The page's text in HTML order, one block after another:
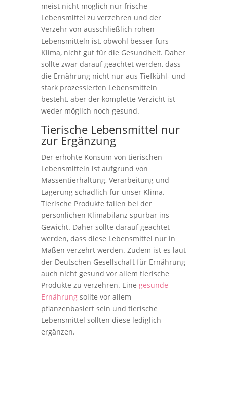
meist nicht möglich nur frische
Lebensmittel zu verzehren und der
Verzehr von ausschließlich rohen
Lebensmitteln ist, obwohl besser fürs
Klima, nicht gut für die Gesundheit. Daher
sollte zwar darauf geachtet werden, dass
die Ernährung nicht nur aus Tiefkühl- und
stark prozessierten Lebensmitteln
besteht, aber der komplette Verzicht ist
weder möglich noch gesund.
Tierische Lebensmittel nur
zur Ergänzung
Der erhöhte Konsum von tierischen
Lebensmitteln ist aufgrund von
Massentierhaltung, Verarbeitung und
Lagerung schädlich für unser Klima.
Tierische Produkte fallen bei der
persönlichen Klimabilanz spürbar ins
Gewicht. Daher sollte darauf geachtet
werden, dass diese Lebensmittel nur in
Maßen verzehrt werden. Zudem ist es laut
der Deutschen Gesellschaft für Ernährung
auch nicht gesund vor allem tierische
Produkte zu verzehren. Eine gesunde
Ernährungsollte vor allem
pflanzenbasiert sein und tierische
Lebensmittel sollten diese lediglich
ergänzen.